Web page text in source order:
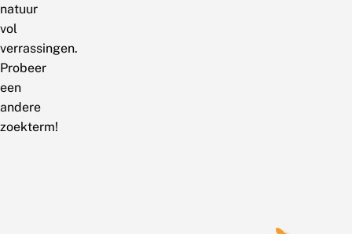
natuur
vol
verrassingen.
Probeer
een
andere
zoekterm!